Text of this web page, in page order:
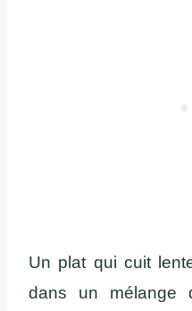
Un plat qui cuit
dans un mélange